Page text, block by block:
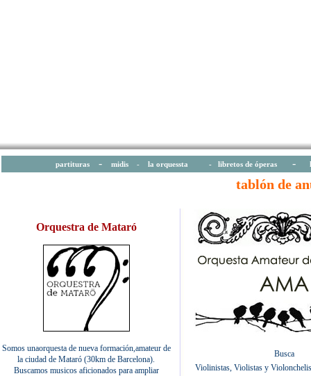
partituras - midis - la orquessta - libretos de óperas -
tablón de
Orquestra de Mataró
Somos unaorquesta de nueva formación,amateur de
la ciudad de Mataró (30km de Barcelona).
Buscamos musicos aficionados para ampliar
Busca
Violinistas, Violistas y